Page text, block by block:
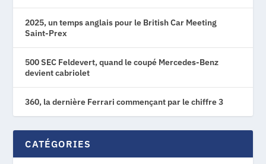
2025, un temps anglais pour le British Car Meeting
Saint-Prex
500 SEC Feldevert, quand le coupé Mercedes-Benz
devient cabriolet
360, la dernière Ferrari commençant par le chiffre 3
CATÉGORIES